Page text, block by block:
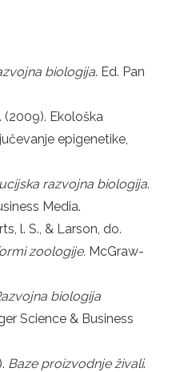
biologija. Ed. Pan
(2009). Ekološka
epigenetike,
razvojna biologija.
Media.
l. S., & Larson, do.
zoologije. McGraw-
biologija
Science & Business
Baze proizvodnje živali.